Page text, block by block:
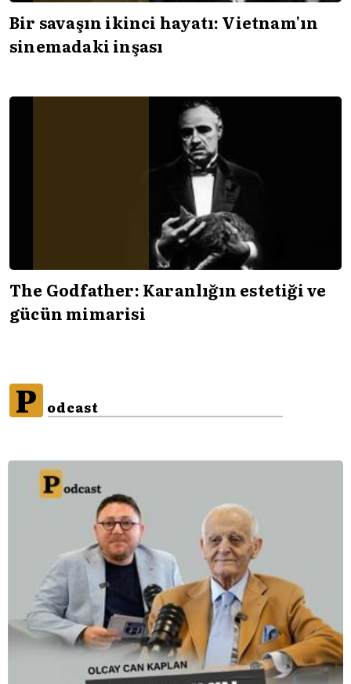
Bir savaşın ikinci hayatı: Vietnam'ın
sinemadaki inşası
The Godfather: Karanlığın estetiği ve
gücün mimarisi
P odcast